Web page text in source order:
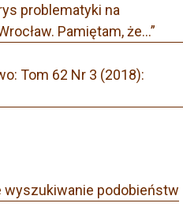
problematyki na
Pamiętam, że…”
Tom 62 Nr 3 (2018):
podobieństw